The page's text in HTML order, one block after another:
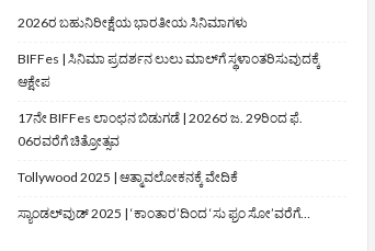
2026ರ ಬಹುನಿರೀಕ್ಷೆಯ ಭಾರತೀಯ ಸಿನಿಮಾಗಳು
BIFFes | ಸಿನಿಮಾ ಪ್ರದರ್ಶನ ಲುಲು ಮಾಲ್‌ಗೆ ಸ್ಥಳಾಂತರಿಸುವುದಕ್ಕೆ
ಆಕ್ಷೇಪ
17ನೇ BIFFes ಲಾಂಛನ ಬಿಡುಗಡೆ | 2026ರ ಜ. 29ರಿಂದ ಫೆ.
06ರವರೆಗೆ ಚಿತ್ರೋತ್ಸವ
Tollywood 2025 | ಆತ್ಮಾವಲೋಕನಕ್ಕೆ ವೇದಿಕೆ
ಸ್ಯಾಂಡಲ್‌ವುಡ್‌ 2025 | ‘ಕಾಂತಾರ’ದಿಂದ ‘ಸು ಫ್ರಂ ಸೋ’ವರೆಗೆ…